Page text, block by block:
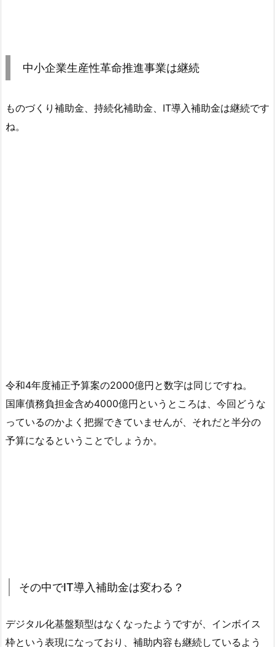
中小企業生産性革命推進事業は継続
ものづくり補助金、持続化補助金、IT導入補助金は継続です
ね。
令和4年度補正予算案の2000億円と数字は同じですね。
国庫債務負担金含め4000億円というところは、今回どうな
っているのかよく把握できていませんが、それだと半分の
予算になるということでしょうか。
その中でIT導入補助金は変わる？
デジタル化基盤類型はなくなったようですが、インボイス
枠という表現になっており、補助内容も継続しているよう